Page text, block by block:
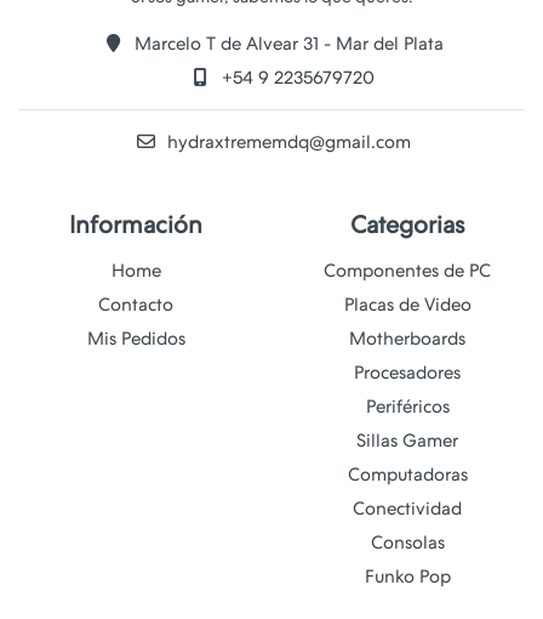
Marcelo T de Alvear 31 - Mar del Plata
+54 9 2235679720
hydraxtrememdq@gmail.com
Información
Home
Contacto
Mis Pedidos
Categorias
Componentes de PC
Placas de Video
Motherboards
Procesadores
Periféricos
Sillas Gamer
Computadoras
Conectividad
Consolas
Funko Pop